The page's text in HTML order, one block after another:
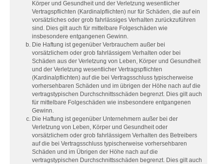
Körper und Gesundheit und der Verletzung wesentlicher
Vertragspflichten (Kardinalpflichten) nur für Schäden, die auf ein
vorsätzliches oder grob fahrlässiges Verhalten zurückzuführen
sind. Dies gilt auch für mittelbare Folgeschäden wie
insbesondere entgangenen Gewinn.
Die Haftung ist gegenüber Verbrauchern außer bei
vorsätzlichem oder grob fahrlässigem Verhalten oder bei
Schäden aus der Verletzung von Leben, Körper und Gesundheit
und der Verletzung wesentlicher Vertragspflichten
(Kardinalpflichten) auf die bei Vertragsschluss typischerweise
vorhersehbaren Schäden und im übrigen der Höhe nach auf die
vertragstypischen Durchschnittsschäden begrenzt. Dies gilt auch
für mittelbare Folgeschäden wie insbesondere entgangenen
Gewinn.
Die Haftung ist gegenüber Unternehmern außer bei der
Verletzung von Leben, Körper und Gesundheit oder
vorsätzlichem oder grob fahrlässigem Verhalten des Betreibers
auf die bei Vertragsschluss typischerweise vorhersehbaren
Schäden und im Übrigen der Höhe nach auf die
vertragstypischen Durchschnittsschäden begrenzt. Dies gilt auch